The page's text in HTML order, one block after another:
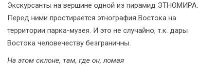
Экскурсанты на вершине одной из пирамид ЭТНОМИРА.
Перед ними простирается этнография Востока на
территории парка-музея. И это не случайно, т.к. дары
Востока человечеству безграничны.
На этом склоне, там, где он, ломая